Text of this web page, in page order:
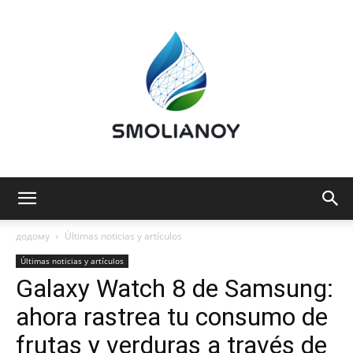
Tecnología,
додому Últimas noticias y artículos
Últimas noticias y artículos
Galaxy Watch 8 de Samsung:
ahora rastrea tu consumo de
frutas y verduras a través de